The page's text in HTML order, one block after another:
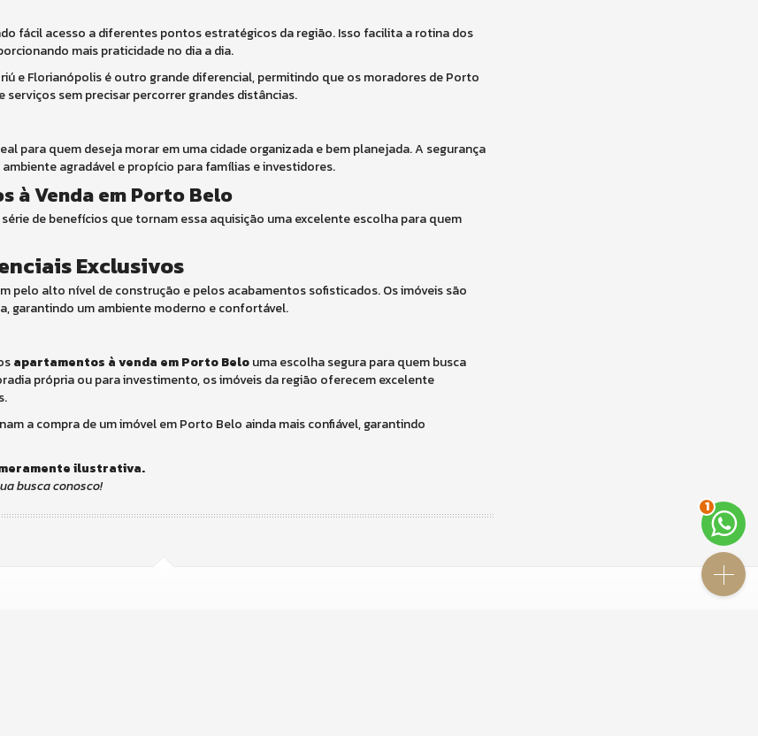
fácil acesso a diferentes pontos estratégicos da região. Isso facilita a rotina dos
mais praticidade no dia a dia.
e Florianópolis é outro grande diferencial, permitindo que os moradores de Porto
sem precisar percorrer grandes distâncias.
para quem deseja morar em uma cidade organizada e bem planejada. A segurança
agradável e propício para famílias e investidores.
à Venda em Porto Belo
de benefícios que tornam essa aquisição uma excelente escolha para quem
Exclusivos
pelo alto nível de construção e pelos acabamentos sofisticados. Os imóveis são
garantindo um ambiente moderno e confortável.
apartamentos à venda em Porto Belouma escolha segura para quem busca
própria ou para investimento, os imóveis da região oferecem excelente
a compra de um imóvel em Porto Belo ainda mais confiável, garantindo
ilustrativa.
busca conosco!
2